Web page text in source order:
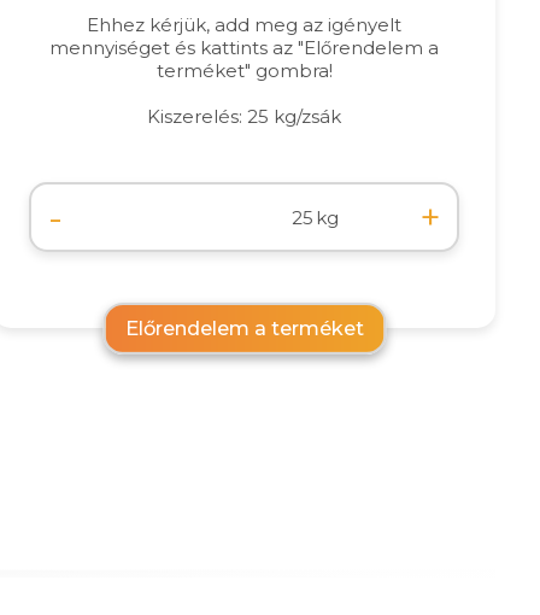
Ehhez kérjük, add meg az igényelt
mennyiséget és kattints az "Előrendelem a
terméket" gombra!
Kiszerelés: 25 kg/zsák
- kg +
Előrendelem a terméket